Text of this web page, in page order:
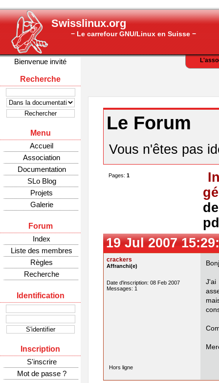
Swisslinux.org
− Le carrefour GNU/Linux en Suisse −
Bienvenue invité
Recherche
Menu
Accueil
Association
Documentation
SLo Blog
Projets
Galerie
Forum
Index
Liste des membres
Règles
Recherche
Identification
Inscription
S'inscrire
Mot de passe ?
Le Forum
Vous n'êtes pas
Pages: 1
19 Jul 2007
crackers
Affranchi(e)
Date d'inscription: 08 Feb 2007
Messages: 1
J'ai
Hors ligne